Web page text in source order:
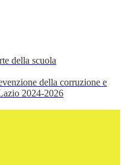
della scuola
della corruzione e
2024-2026